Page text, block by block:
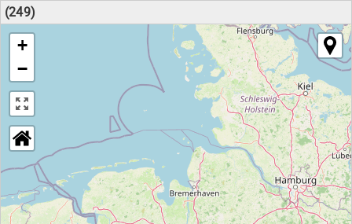
(249)
+
−